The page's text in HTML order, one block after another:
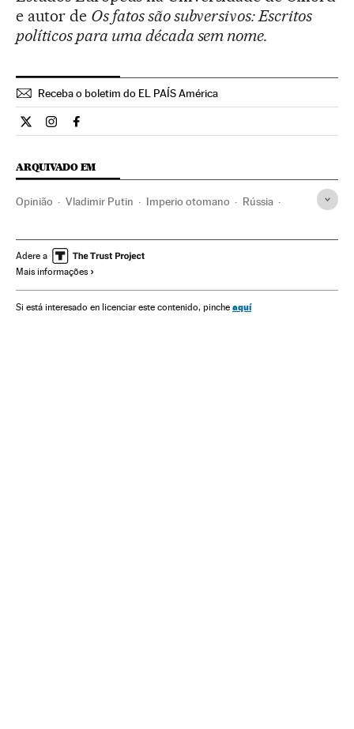
e autor de Os fatos são subversivos: Escritos
políticos para uma década sem nome.
Receba o boletim do EL PAÍS América
Opiniao El País Brasil en Twitter
Opiniao El País Brasil en Instagram
Opiniao El País Brasil en Facebook
ARQUIVADO EM
Opinião Vladimir Putin Imperio otomano Rússia
História
Adere a
Mais informações
Si está interesado en licenciar este contenido, pinche aquí